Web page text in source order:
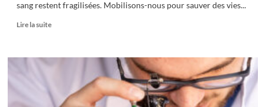
sang restent fragilisées. Mobilisons-nous pour sauver des vies...
Lire la suiteEn
sur
Le
du
sang